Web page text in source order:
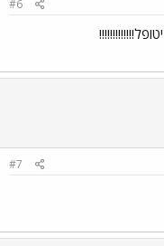
#6
#7